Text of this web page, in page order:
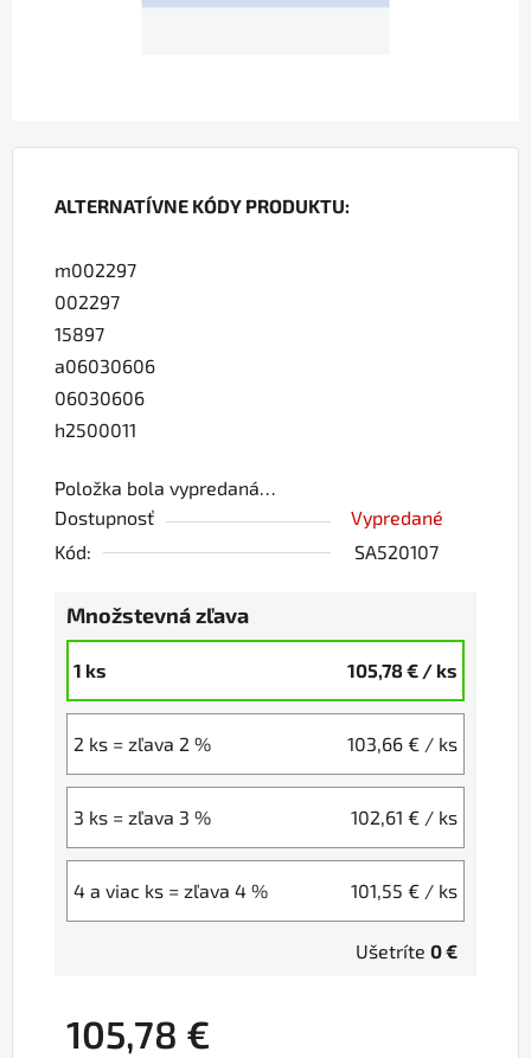
ALTERNATÍVNE KÓDY PRODUKTU:
m002297
002297
15897
a06030606
06030606
h2500011
Položka bola vypredaná…
Dostupnosť
Vypredané
Kód:
SA520107
Množstevná zľava
1 ks 105,78 € / ks
2 ks = zľava 2 % 103,66 € / ks
3 ks = zľava 3 % 102,61 € / ks
4 a viac ks = zľava 4 % 101,55 € / ks
Ušetríte 0 €
105,78 €